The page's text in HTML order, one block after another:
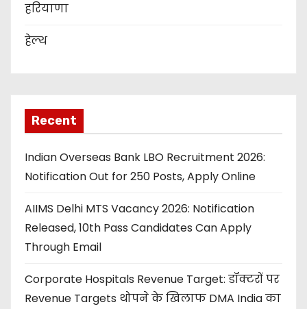
हरियाणा
हेल्थ
Recent
Indian Overseas Bank LBO Recruitment 2026:
Notification Out for 250 Posts, Apply Online
AIIMS Delhi MTS Vacancy 2026: Notification
Released, 10th Pass Candidates Can Apply
Through Email
Corporate Hospitals Revenue Target: डॉक्टरों पर
Revenue Targets थोपने के खिलाफ DMA India का